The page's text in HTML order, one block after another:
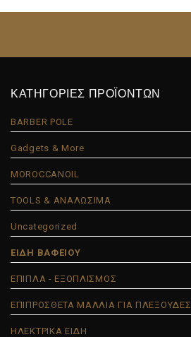
ΚΑΤΗΓΟΡΙΕΣ ΠΡΟΪΟΝΤΩΝ
BARBER POLE
Gadgets & More
MOROCCANOIL
TOOLS & ΑΝΑΛΩΣΙΜΑ
Uncategorized
ΕΙΔΗ ΒΑΦΕΙΟΥ
ΕΠΙΠΛΑ - ΕΞΟΠΛΙΣΜΟΣ
ΕΠΙΠΡΟΣΘΕΤΑ ΜΑΛΛΙΑ ΓΙΑ ΠΛΕΞΟΥΔΕΣ
ΗΛΕΚΤΡΙΚΑ ΕΙΔΗ